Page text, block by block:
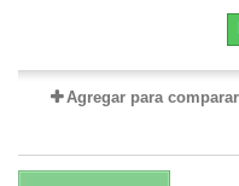
Agregar para comparar